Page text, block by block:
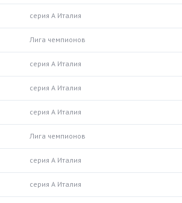
серия А Италия
Лига чемпионов
серия А Италия
серия А Италия
серия А Италия
Лига чемпионов
серия А Италия
серия А Италия